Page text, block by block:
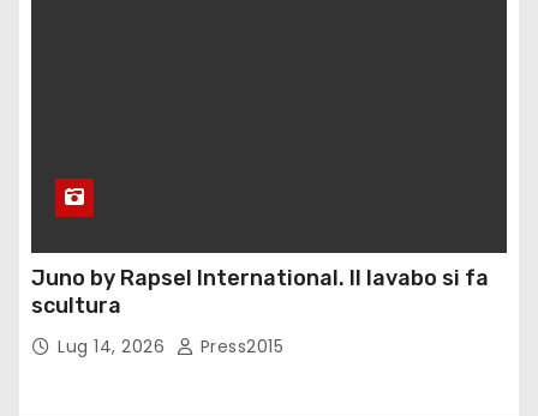
Juno by Rapsel International. Il lavabo si fa
scultura
Lug 14, 2026 Press2015